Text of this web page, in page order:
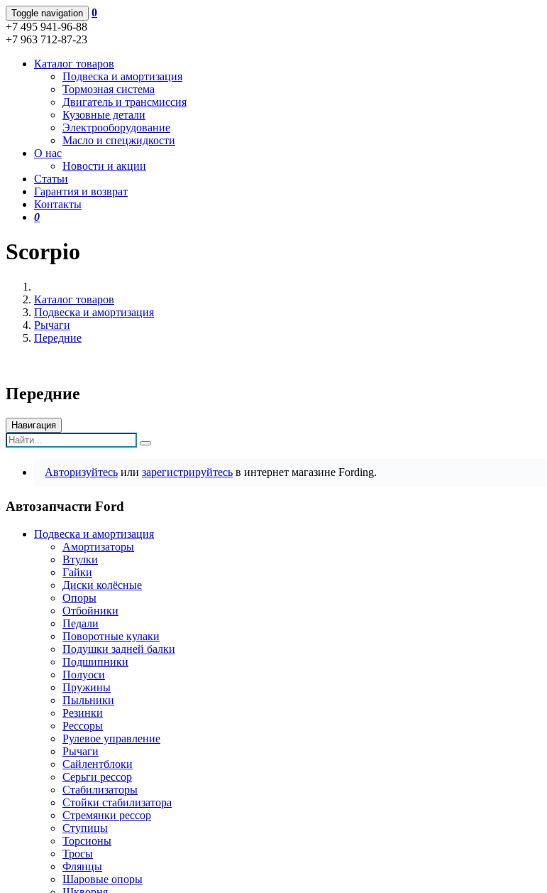
Toggle navigation
0
+7 495 941-96-88
+7 963 712-87-23
Каталог товаров
Подвеска и амортизация
Тормозная система
Двигатель и трансмиссия
Кузовные детали
Электрооборудование
Масло и спецжидкости
О нас
Новости и акции
Статьи
Гарантия и возврат
Контакты
0
Scorpio
Каталог товаров
Подвеска и амортизация
Рычаги
Передние
Передние
Навигация
Авторизуйтесь или зарегистрируйтесь в интернет магазине Fording.
Автозапчасти Ford
Подвеска и амортизация
Амортизаторы
Втулки
Гайки
Диски колёсные
Опоры
Отбойники
Педали
Поворотные кулаки
Подушки задней балки
Подшипники
Полуоси
Пружины
Пыльники
Резинки
Рессоры
Рулевое управление
Рычаги
Сайлентблоки
Серьги рессор
Стабилизаторы
Стойки стабилизатора
Стремянки рессор
Ступицы
Торсионы
Тросы
Флянцы
Шаровые опоры